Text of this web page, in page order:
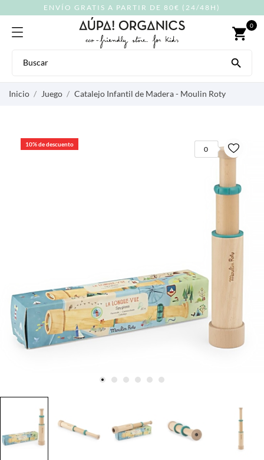
ENVÍO GRATIS A PARTIR DE 80€ (24/48H)
shopping_cart 0

Inicio Juego Catalejo Infantil de Madera - Moulin Roty
10% de descuento
0